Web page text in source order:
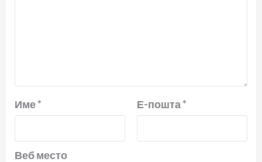
Име* Е-пошта*
Веб место